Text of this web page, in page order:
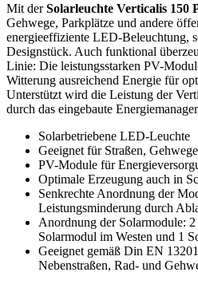
Mit derSolarleuchte Verticalis 150
Gehwege, Parkplätze und andere
energieeffiziente LED-Beleuchtung,
Designstück. Auch funktional
Linie: Die leistungsstarken PV-
Witterung ausreichend Energie für
Unterstützt wird die Leistung der
durch das eingebaute
Solarbetriebene LED-Leuchte
Geeignet für Straßen,
PV-Module für
Optimale Erzeugung auch in
Senkrechte Anordnung der
Leistungsminderung durch
Anordnung der Solarmodule:
Solarmodul im Westen und 1
Geeignet gemäß Din EN
Nebenstraßen, Rad- und